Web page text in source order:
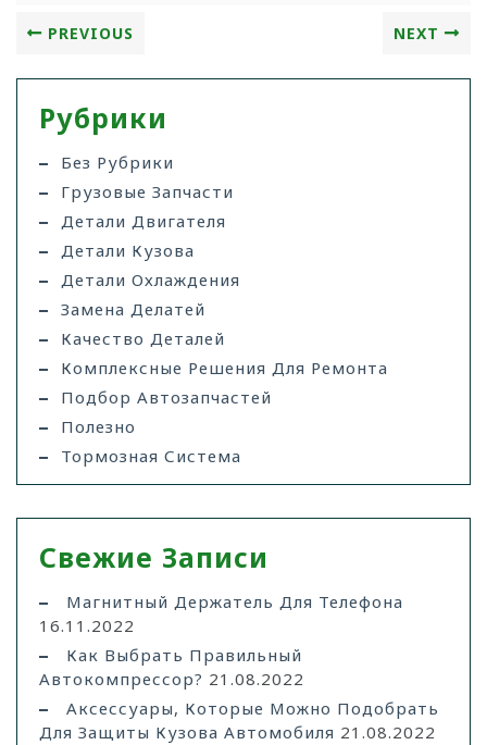
PREVIOUS NEXT
Рубрики
Без Рубрики
Грузовые Запчасти
Детали Двигателя
Детали Кузова
Детали Охлаждения
Замена Делатей
Качество Деталей
Комплексные Решения Для Ремонта
Подбор Автозапчастей
Полезно
Тормозная Система
Свежие Записи
Магнитный Держатель Для Телефона
16.11.2022
Как Выбрать Правильный
Автокомпрессор? 21.08.2022
Аксессуары, Которые Можно Подобрать
Для Защиты Кузова Автомобиля 21.08.2022